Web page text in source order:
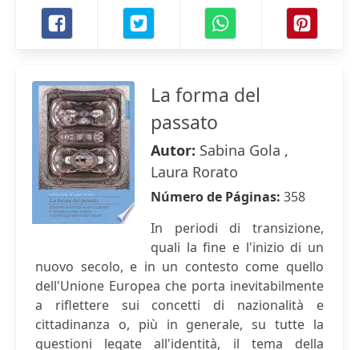
La forma del
passato
Autor: Sabina Gola ,
Laura Rorato
Número de Páginas: 358
In periodi di transizione,
quali la fine e l'inizio di un
nuovo secolo, e in un contesto come quello
dell'Unione Europea che porta inevitabilmente
a riflettere sui concetti di nazionalità e
cittadinanza o, più in generale, su tutte la
questioni legate all'identità, il tema della